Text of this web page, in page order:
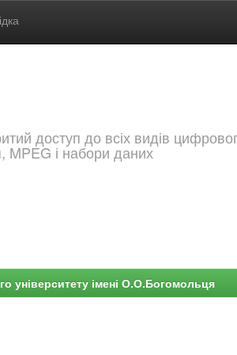
доступ до всіх видів
MPEG і набори даних
університету імені О.О.Богомольця